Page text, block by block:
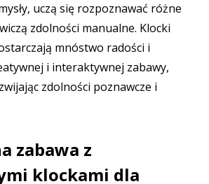
uczą się rozpoznawać różne
zdolności manualne. Klocki
mnóstwo radości i
i interaktywnej zabawy,
zdolności poznawcze i
zabawa z
klockami dla